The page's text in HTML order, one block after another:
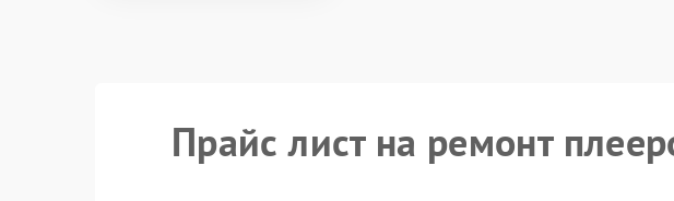
Прайс лист на ремонт